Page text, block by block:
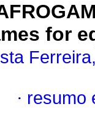
for
· resumo